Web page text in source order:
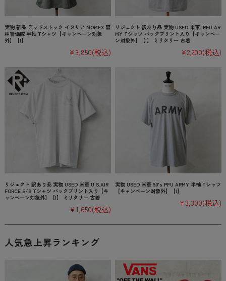
実物 新品 デッドストック イタリア NOMEX 森
林警備隊 半袖 Tシャツ【キャンペーン対象
外】【I】
¥3,850(税込)
リジェクト 訳あり品 実物 USED 米軍 IPFU AR
MY Tシャツ バックプリント入り【キャンペー
ン対象外】【I】 ミリタリー 古着
¥2,200(税込)
リジェクト 訳あり品 実物 USED 米軍 U.S.AIR
FORCE S/S Tシャツ バックプリント入り【キ
ャンペーン対象外】【I】 ミリタリー 古着
¥1,650(税込)
実物 USED 米軍 90’s PFU ARMY 半袖 Tシャツ
【キャンペーン対象外】【I】
¥3,300(税込)
人気急上昇ランキング